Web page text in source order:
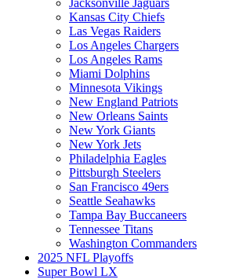
Kansas City Chiefs
Las Vegas Raiders
Los Angeles Chargers
Los Angeles Rams
Miami Dolphins
Minnesota Vikings
New England Patriots
New Orleans Saints
New York Giants
New York Jets
Philadelphia Eagles
Pittsburgh Steelers
San Francisco 49ers
Seattle Seahawks
Tampa Bay Buccaneers
Tennessee Titans
Washington Commanders
2025 NFL Playoffs
Super Bowl LX